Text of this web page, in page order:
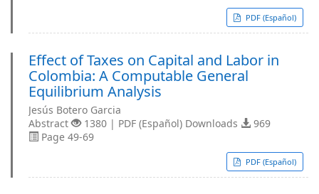
PDF (Español)
Effect of Taxes on Capital and Labor in
Colombia: A Computable General
Equilibrium Analysis
Jesús Botero Garcia
Abstract
1380 | PDF (Español) Downloads
969
Page 49-69
PDF (Español)